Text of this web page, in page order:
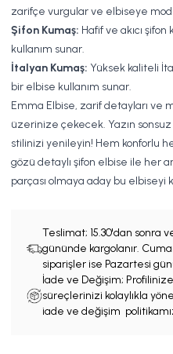
zarifçe vurgular ve elbiseye
Şifon Kumaş: Hafif ve akıcı
kullanım sunar.
İtalyan Kumaş: Yüksek kaliteli
bir elbise kullanım sunar.
Emma Elbise, zarif detayları ve
üzerinize çekecek. Yazın sonsuz
stilinizi yenileyin! Hem konforlu
gözü detaylı şifon elbise ile her
parçası olmaya aday bu elbiseyi
Teslimat; 15.30'dan sonra
gününde kargolanır.
siparişler ise Pazartesi
İade ve Değişim;
süreçlerinizi kolaylıkla
iade ve değişim